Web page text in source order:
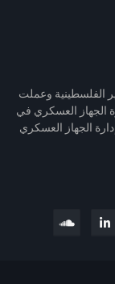
الفلسطينية وعملت
الجهاز العسكري في
الجهاز العسكري